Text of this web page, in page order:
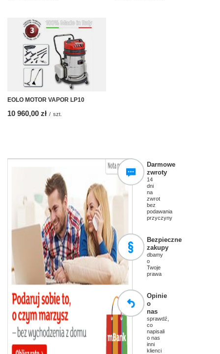
EOLO MOTOR VAPOR LP10
10 960,00 zł / szt.
Darmowe
zwroty
14
dni
na
zwrot
bez
podawania
przyczyny
Bezpieczne
zakupy
dbamy
o
Twoje
prawa
Opinie
o
nas
sprawdź,
co
napisali
o nas
inni
klienci